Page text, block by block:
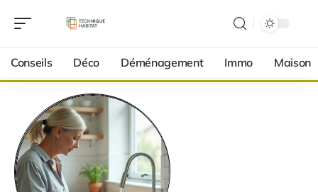
Conseils Déco Déménagement Immo Maison